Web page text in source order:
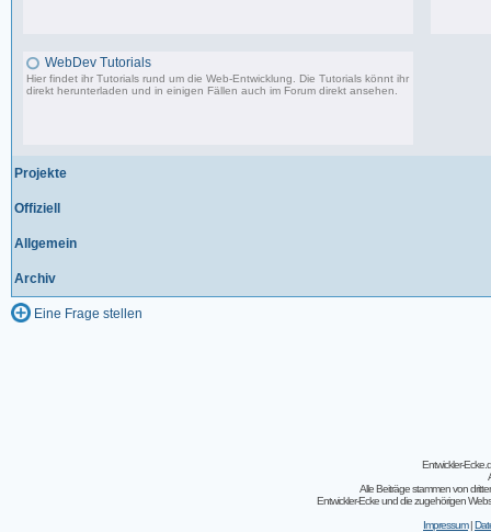
WebDev Tutorials
Hier findet ihr Tutorials rund um die Web-Entwicklung. Die Tutorials könnt ihr
direkt herunterladen und in einigen Fällen auch im Forum direkt ansehen.
Projekte
Offiziell
Allgemein
Archiv
Eine Frage stellen
Entwickler-
Alle Beiträge stammen von
Entwickler-Ecke und die zugehörigen
Impressum|